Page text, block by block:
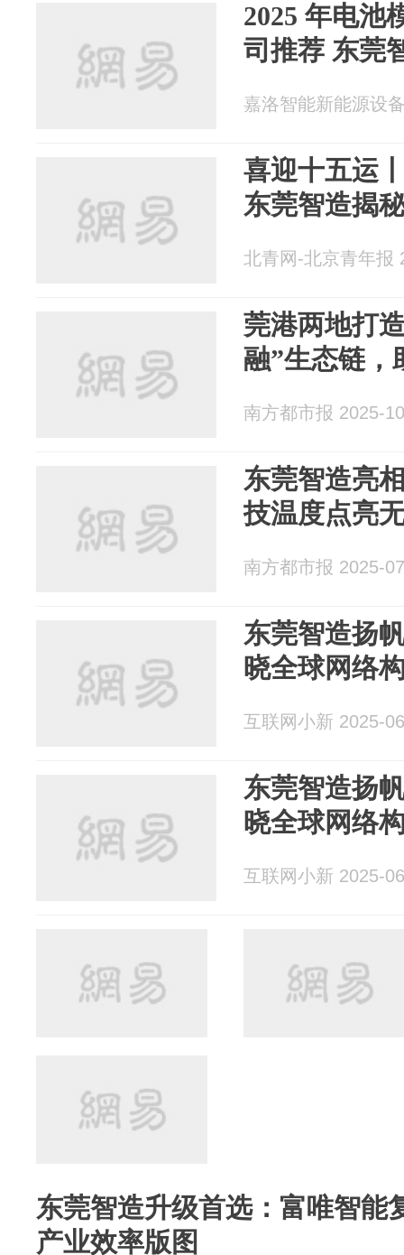
2025 年电池
司推荐 东莞
嘉洛智能新能源设
喜迎十五运
东莞智造揭
北青网-北京青年报
莞港两地打
融”生态链，
南方都市报 2025-
东莞智造亮
技温度点亮
南方都市报 2025-
东莞智造扬
晓全球网络
互联网小新 2025-
东莞智造扬
晓全球网络
互联网小新 2025-
东莞智造升级首选：富唯智能
产业效率版图